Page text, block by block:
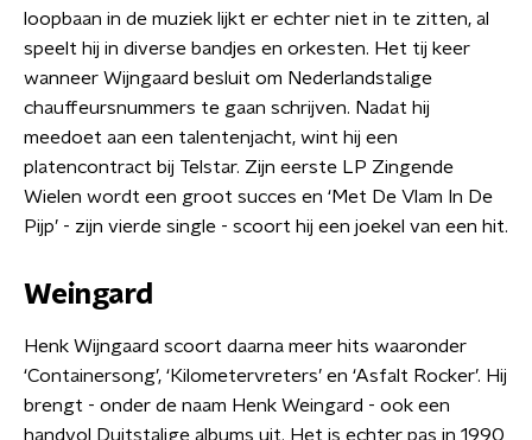
loopbaan in de muziek lijkt er echter niet in te zitten, al
speelt hij in diverse bandjes en orkesten. Het tij keer
wanneer Wijngaard besluit om Nederlandstalige
chauffeursnummers te gaan schrijven. Nadat hij
meedoet aan een talentenjacht, wint hij een
platencontract bij Telstar. Zijn eerste LP Zingende
Wielen wordt een groot succes en ‘Met De Vlam In De
Pijp’ - zijn vierde single - scoort hij een joekel van een hit.
Weingard
Henk Wijngaard scoort daarna meer hits waaronder
‘Containersong’, ‘Kilometervreters’ en ‘Asfalt Rocker’. Hij
brengt - onder de naam Henk Weingard - ook een
handvol Duitstalige albums uit. Het is echter pas in 1990